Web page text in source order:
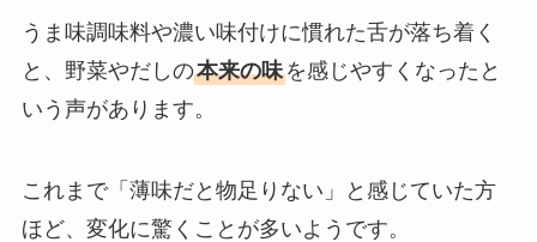
うま味調味料や濃い味付けに慣れた舌が落ち着く
と、野菜やだしの本来の味を感じやすくなったと
いう声があります。
これまで「薄味だと物足りない」と感じていた方
ほど、変化に驚くことが多いようです。